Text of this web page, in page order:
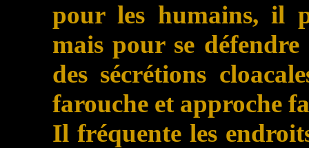
pour les humains, il
mais pour se
des sécrétions
farouche et approche
Il fréquente les